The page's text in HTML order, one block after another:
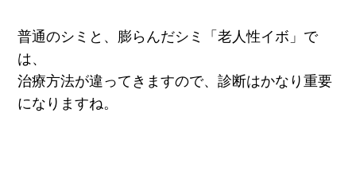
普通のシミと、膨らんだシミ「老人性イボ」で
は、
治療方法が違ってきますので、診断はかなり重要
になりますね。